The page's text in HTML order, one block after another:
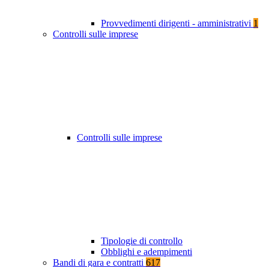
Provvedimenti dirigenti - amministrativi 1
Controlli sulle imprese
Controlli sulle imprese
Tipologie di controllo
Obblighi e adempimenti
Bandi di gara e contratti 617